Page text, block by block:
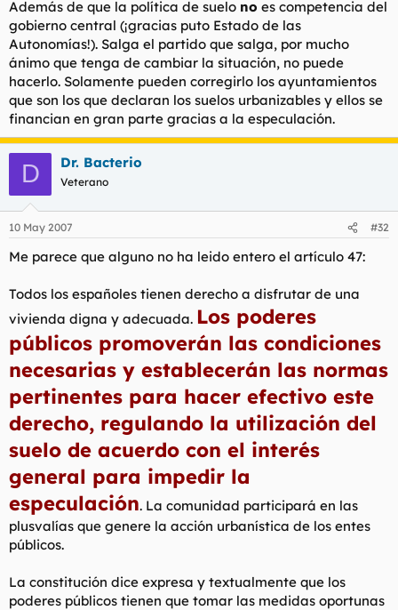
Además de que la política de suelo no es competencia del
gobierno central (¡gracias puto Estado de las
Autonomías!). Salga el partido que salga, por mucho
ánimo que tenga de cambiar la situación, no puede
hacerlo. Solamente pueden corregirlo los ayuntamientos
que son los que declaran los suelos urbanizables y ellos se
financian en gran parte gracias a la especulación.
D Dr. Bacterio
Veterano
10 May 2007 #32
Me parece que alguno no ha leido entero el artículo 47:
Todos los españoles tienen derecho a disfrutar de una
vivienda digna y adecuada. Los poderes
públicos promoverán las condiciones
necesarias y establecerán las normas
pertinentes para hacer efectivo este
derecho, regulando la utilización del
suelo de acuerdo con el interés
general para impedir la
especulación. La comunidad participará en las
plusvalías que genere la acción urbanística de los entes
públicos.
La constitución dice expresa y textualmente que los
poderes públicos tienen que tomar las medidas oportunas